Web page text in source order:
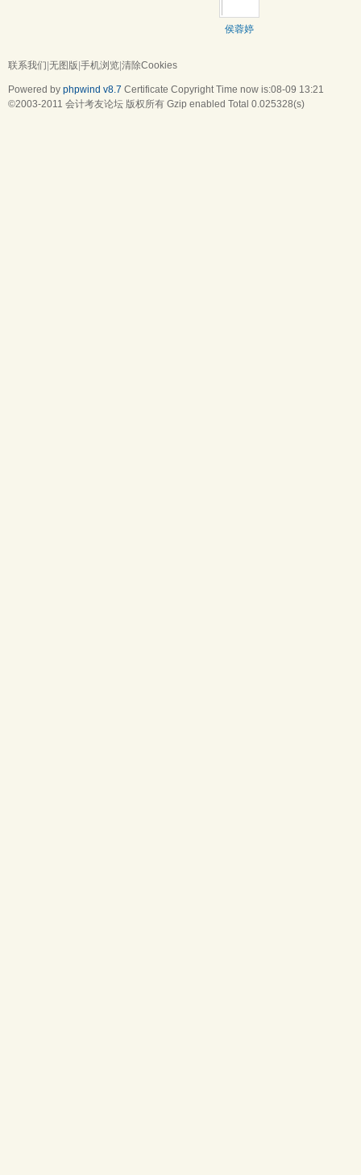
侯蓉婷
联系我们 无图版 手机浏览 清除Cookies
Powered by phpwind v8.7 Certificate Copyright Time now is:08-09 13:21
©2003-2011 会计考友论坛 版权所有 Gzip enabled Total 0.025328(s)